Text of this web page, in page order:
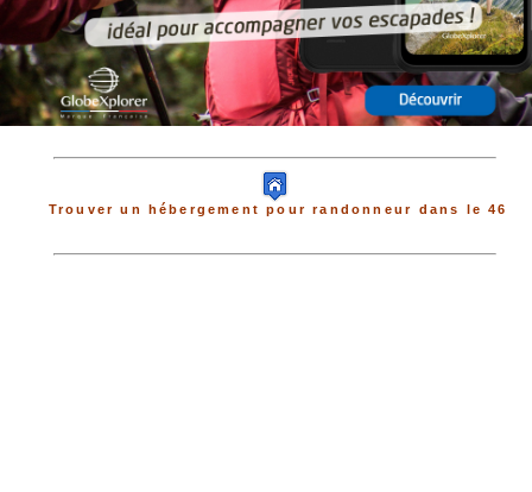
Trouver un hébergement pour randonneur dans le 46